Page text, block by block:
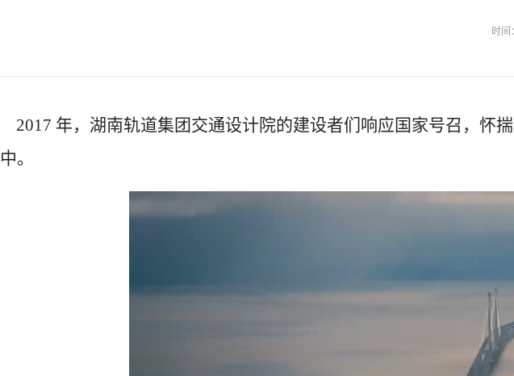
时间
2017 年，湖南轨道集团交通设计院的建设者们响应国家号召，怀
中。